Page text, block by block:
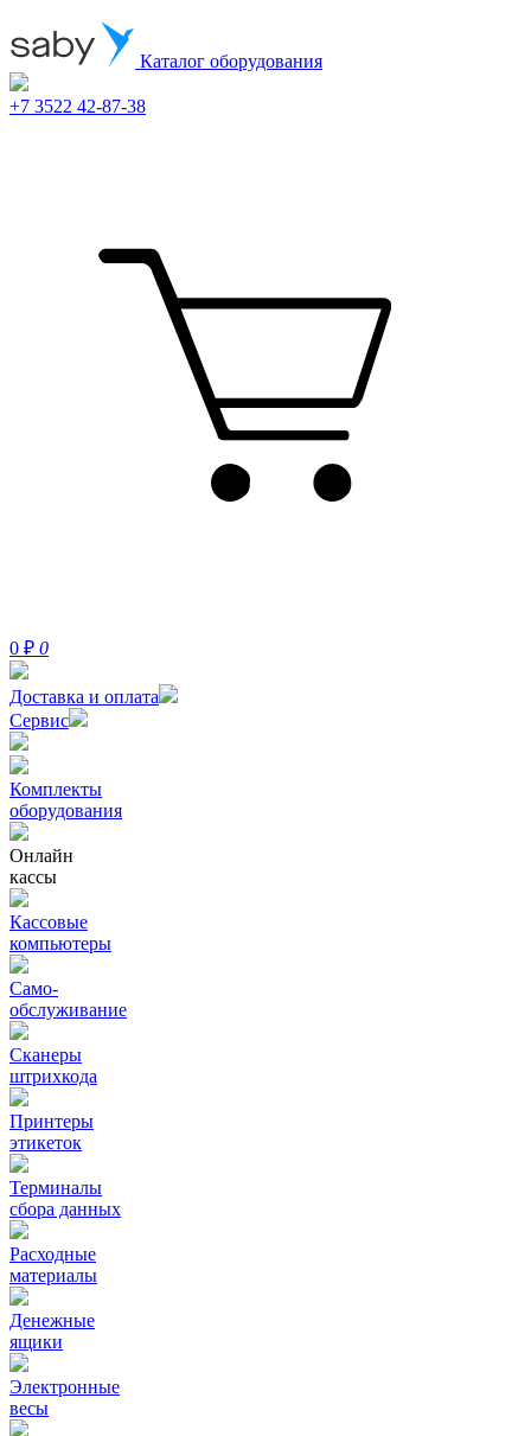
Каталог оборудования
+7 3522 42-87-38
0 ₽ 0
Доставка и оплата
Сервис
Комплекты
оборудования
Онлайн
кассы
Кассовые
компьютеры
Само-
обслуживание
Сканеры
штрихкода
Принтеры
этикеток
Терминалы
сбора данных
Расходные
материалы
Денежные
ящики
Электронные
весы